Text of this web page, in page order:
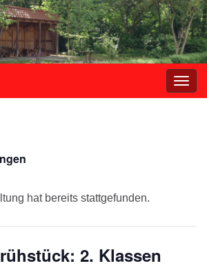
hat bereits stattgefunden.
2. Klassen